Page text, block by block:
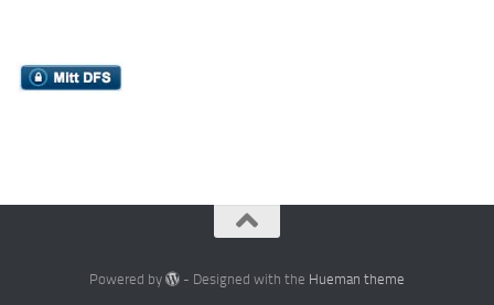
Powered by - Designed with the Hueman theme